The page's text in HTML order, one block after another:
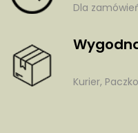
Dla
Kurier,